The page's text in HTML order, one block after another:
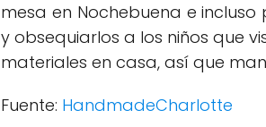
mesa en Nochebuena e
y obsequiarlos a los niños que
materiales en casa, así que
Fuente: HandmadeCharlotte